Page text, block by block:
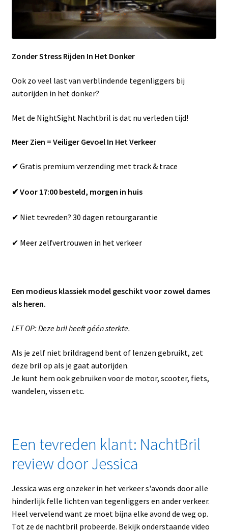
Zonder Stress Rijden In Het Donker
Ook zo veel last van verblindende tegenliggers bij
autorijden in het donker?
Met de NightSight Nachtbril is dat nu verleden tijd!
Meer Zien = Veiliger Gevoel In Het Verkeer
✔ Gratis premium verzending met track & trace
✔ Voor 17:00 besteld, morgen in huis
✔ Niet tevreden? 30 dagen retourgarantie
✔ Meer zelfvertrouwen in het verkeer
Een modieus klassiek model geschikt voor zowel dames
als heren.
LET OP: Deze bril heeft géén sterkte.
Als je zelf niet brildragend bent of lenzen gebruikt, zet
deze bril op als je gaat autorijden.
Je kunt hem ook gebruiken voor de motor, scooter, fiets,
wandelen, vissen etc.
Een tevreden klant: NachtBril
review door Jessica
Jessica was erg onzeker in het verkeer s'avonds door alle
hinderlijk felle lichten van tegenliggers en ander verkeer.
Heel vervelend want ze moet bijna elke avond de weg op.
Tot ze de nachtbril probeerde. Bekijk onderstaande video